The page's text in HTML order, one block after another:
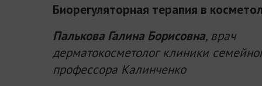
Биорегуляторная терапия в
Палькова Галина Борисовна, врач
дерматокосметолог клиники
профессора Калинченко